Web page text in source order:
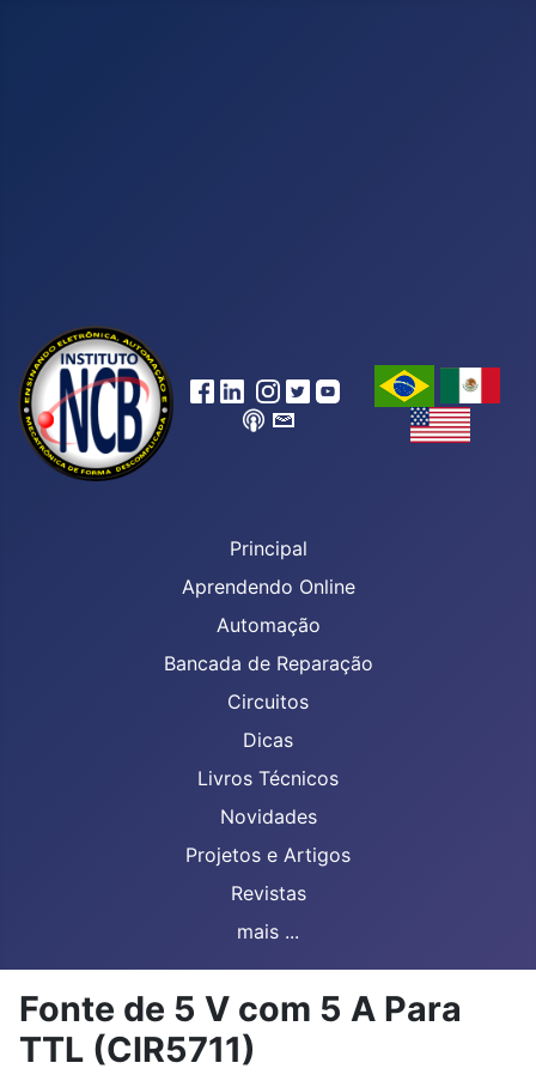
Principal
Aprendendo Online
Automação
Bancada de Reparação
Circuitos
Dicas
Livros Técnicos
Novidades
Projetos e Artigos
Revistas
mais ...
Fonte de 5 V com 5 A Para
TTL (CIR5711)